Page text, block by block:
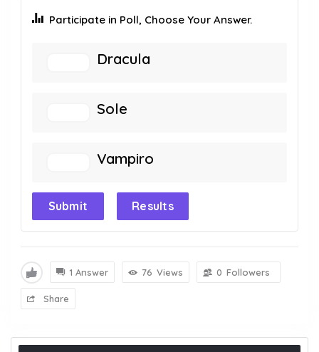
Participate in Poll, Choose Your Answer.
Dracula
Sole
Vampiro
Submit Results
1 Answer 76 Views 0 Followers
Share